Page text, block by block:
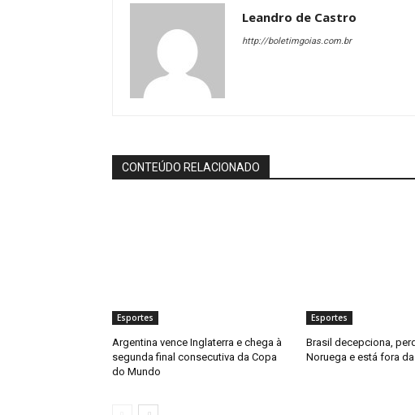
Leandro de Castro
http://boletimgoias.com.br
CONTEÚDO RELACIONADO
Esportes
Argentina vence Inglaterra e chega à
segunda final consecutiva da Copa
do Mundo
Esportes
Brasil decepciona,
Noruega e está fora